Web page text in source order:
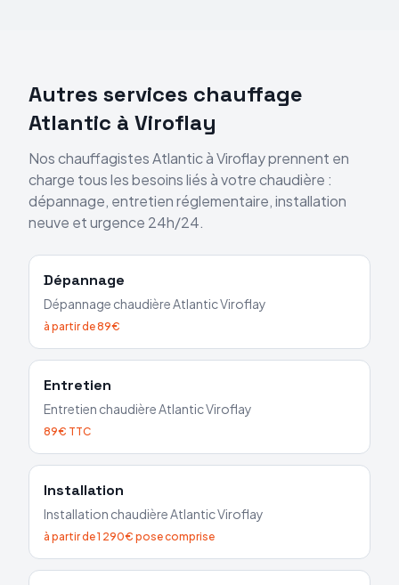
Autres services chauffage
Atlantic à Viroflay
Nos chauffagistesAtlanticàViroflayprennent en
charge tous les besoins liés à votre chaudière :
dépannage, entretien réglementaire, installation
neuve et urgence 24h/24.
Dépannage
Dépannage chaudièreAtlanticViroflay
à partir de 89€
Entretien
Entretien chaudièreAtlanticViroflay
89€ TTC
Installation
Installation chaudièreAtlanticViroflay
à partir de 1 290€ pose comprise